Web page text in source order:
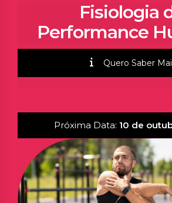
Fisiologia
Performance
Quero Saber
Próxima Data: 10 de